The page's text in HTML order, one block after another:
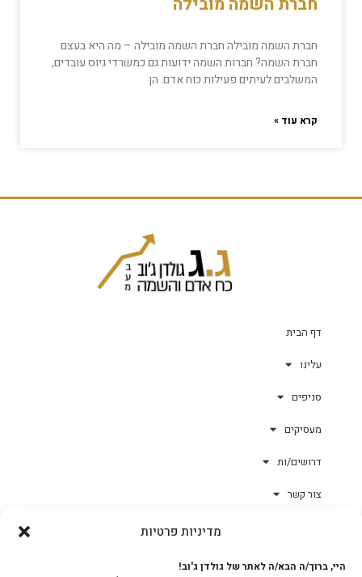
מדיניות פרטיות
היי, ברוך/ה הבא/ה לאתר של גולדן ג'וב!
חברת השמה מובילה חברת השמה מובילה – מה היא בעצם
חברת השמה? חברות השמה ידועות גם כמשרדי גיוס עובדים,
המשלבים לעיתים פעילות כוח אדם. הן
קרא עוד »
דף הבית
עלינו
סניפים
מעסיקים
דרושים/ות
צור קשר